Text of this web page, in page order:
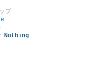
プ
Nothing